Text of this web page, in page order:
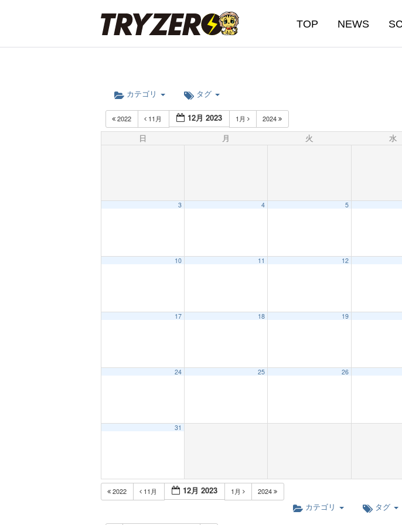
TOP NEWS
カテゴリ タグ
2022 11月 12月 2023 1月 2024
日 月 火 水
3 4 5
10 11 12
17 18 19
24 25 26
31
2022 11月 12月 2023 1月 2024
カテゴリ タグ